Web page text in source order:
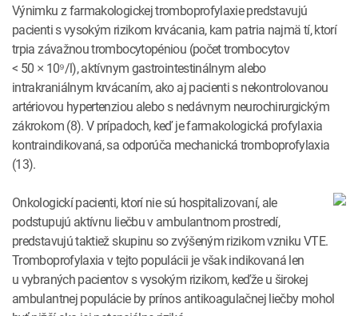
Výnimku z farmakologickej tromboprofylaxie predstavujú
pacienti s vysokým rizikom krvácania, kam patria najmä tí, ktorí
trpia závažnou trombocytopéniou (počet trombocytov
< 50 × 10⁹/l), aktívnym gastrointestinálnym alebo
intrakraniálnym krvácaním, ako aj pacienti s nekontrolovanou
artériovou hypertenziou alebo s nedávnym neurochirurgickým
zákrokom (8). V prípadoch, keď je farmakologická profylaxia
kontraindikovaná, sa odporúča mechanická tromboprofylaxia
(13).
Onkologickí pacienti, ktorí nie sú hospitalizovaní, ale
podstupujú aktívnu liečbu v ambulantnom prostredí,
predstavujú taktiež skupinu so zvýšeným rizikom vzniku VTE.
Tromboprofylaxia v tejto populácii je však indikovaná len
u vybraných pacientov s vysokým rizikom, keďže u širokej
ambulantnej populácie by prínos antikoagulačnej liečby mohol